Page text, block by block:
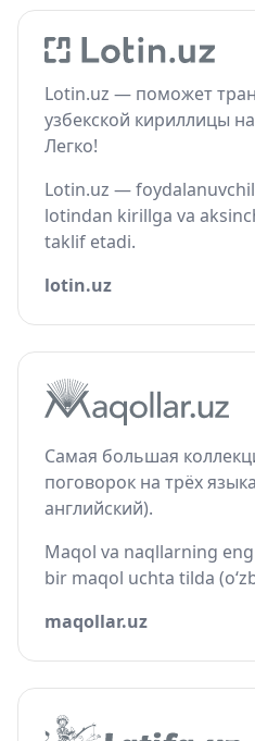
Lotin.uz — поможет
узбекской кириллицы
Легко!
Lotin.uz —
lotindan kirillga va
taklif etadi.
lotin.uz
Самая большая
поговорок на трёх
английский).
Maqol va naqllarning
bir maqol uchta tilda
maqollar.uz